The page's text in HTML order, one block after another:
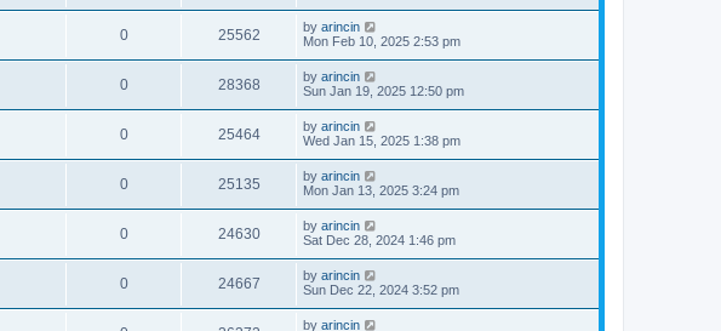
0 25562 by arincin
Mon Feb 10, 2025 2:53 pm
0 28368 by arincin
Sun Jan 19, 2025 12:50 pm
0 25464 by arincin
Wed Jan 15, 2025 1:38 pm
0 25135 by arincin
Mon Jan 13, 2025 3:24 pm
0 24630 by arincin
Sat Dec 28, 2024 1:46 pm
0 24667 by arincin
Sun Dec 22, 2024 3:52 pm
by arincin